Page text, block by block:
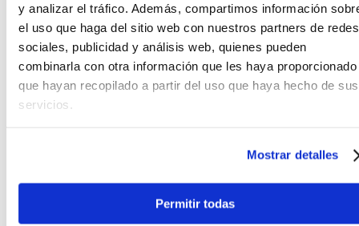
y analizar el tráfico. Además, compartimos información
el uso que haga del sitio web con nuestros partners de redes
sociales, publicidad y análisis web, quienes pueden
combinarla con otra información que les haya proporcionado
que hayan recopilado a partir del uso que haya hecho de sus
servicios.
Mostrar detalles
Permitir todas
Samson
S/ 159.00 S/ 159.00